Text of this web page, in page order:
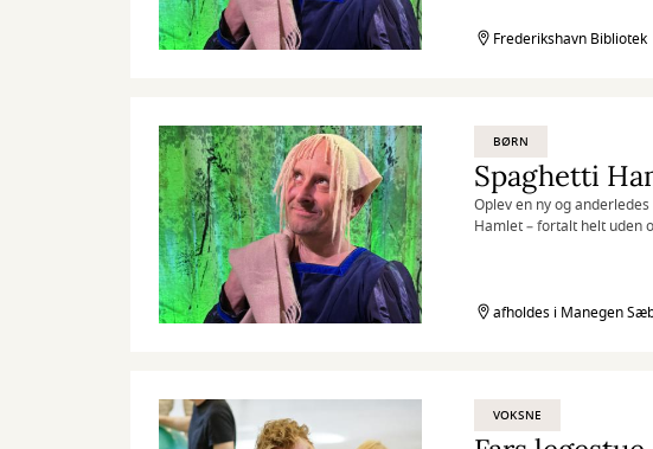
Frederikshavn Bibliotek
BØRN
Spaghetti
Oplev en ny og
Hamlet – fortalt helt uden
afholdes i Manegen
VOKSNE